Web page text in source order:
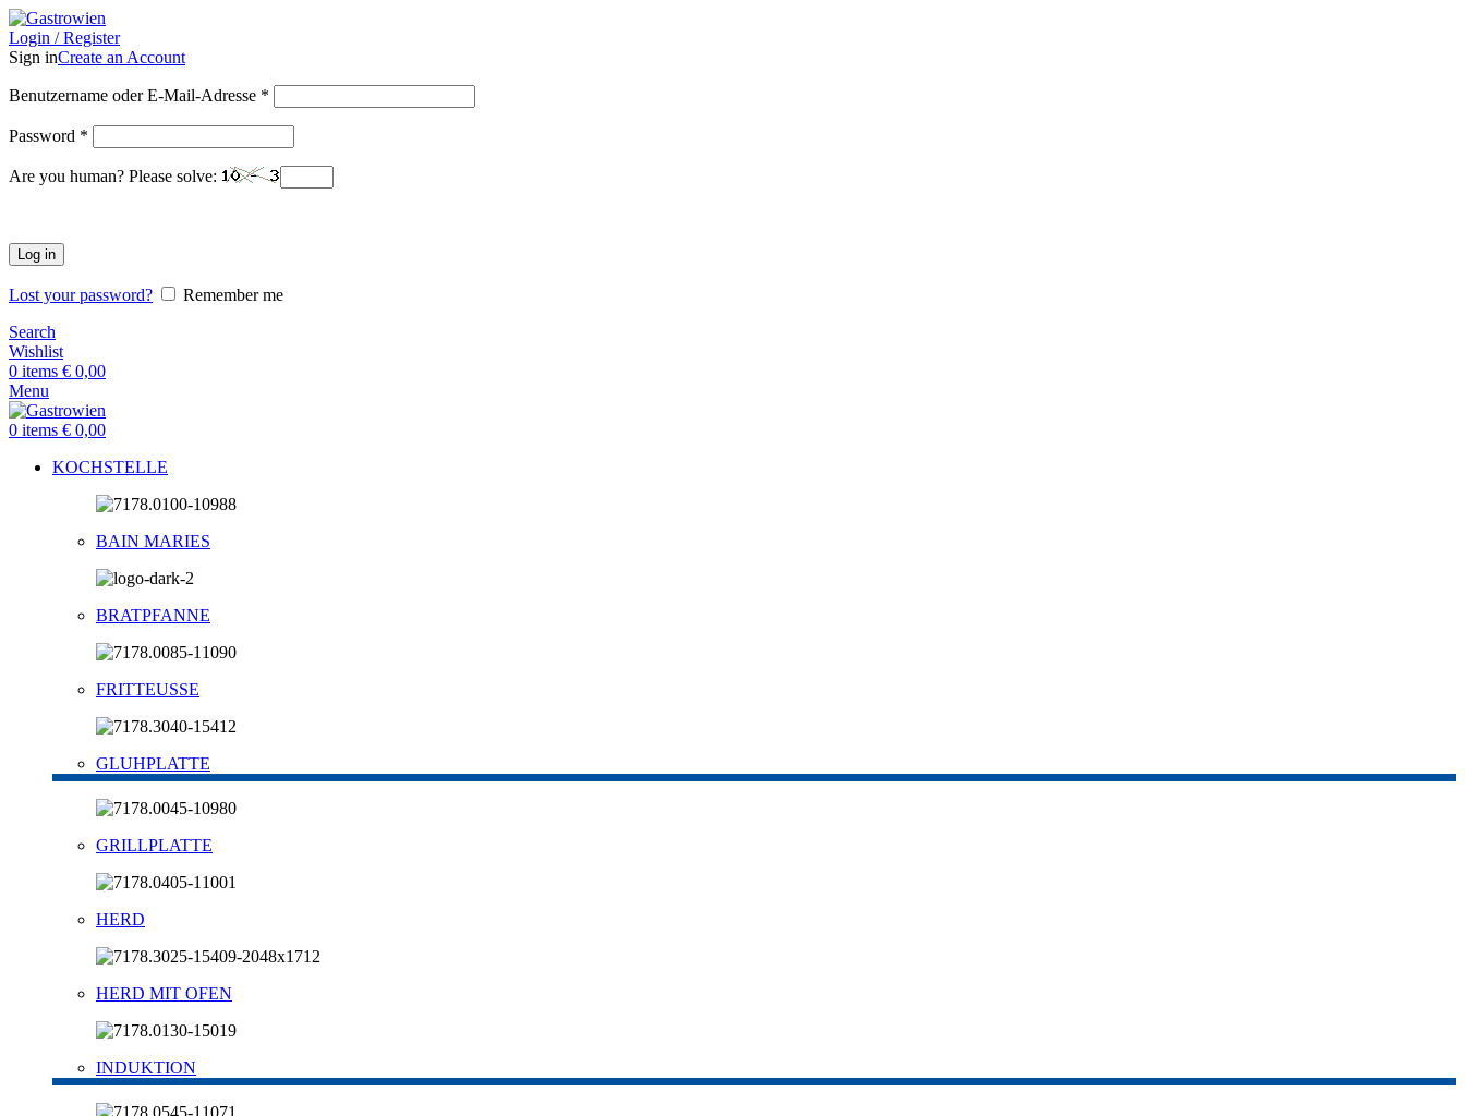
Login / Register
Sign inCreate an Account
Benutzername oder E-Mail-Adresse *
Password *
Are you human? Please solve:
Log in
Lost your password?
Remember me
Search
Wishlist
0 items € 0,00
Menu
0 items € 0,00
KOCHSTELLE
BAIN MARIES
BRATPFANNE
FRITTEUSSE
GLUHPLATTE
GRILLPLATTE
HERD
HERD MIT OFEN
INDUKTION